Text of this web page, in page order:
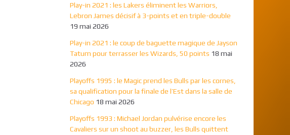
Play-in 2021 : les Lakers éliminent les Warriors,
Lebron James décisif à 3-points et en triple-double
19 mai 2026
Play-in 2021 : le coup de baguette magique de Jayson
Tatum pour terrasser les Wizards, 50 points 18 mai
2026
Playoffs 1995 : le Magic prend les Bulls par les cornes,
sa qualification pour la finale de l’Est dans la salle de
Chicago 18 mai 2026
Playoffs 1993 : Michael Jordan pulvérise encore les
Cavaliers sur un shoot au buzzer, les Bulls quittent